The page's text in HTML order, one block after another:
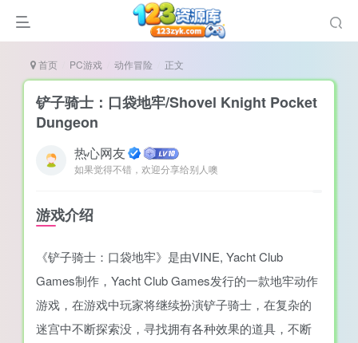
首页 PC游戏 动作冒险 正文
铲子骑士：口袋地牢/Shovel Knight Pocket
Dungeon
热心网友
如果觉得不错，欢迎分享给别人噢
游戏介绍
《铲子骑士：口袋地牢》是由VINE, Yacht Club
Games制作，Yacht Club Games发行的一款地牢动作
游戏，在游戏中玩家将继续扮演铲子骑士，在复杂的
迷宫中不断探索没，寻找拥有各种效果的道具，不断